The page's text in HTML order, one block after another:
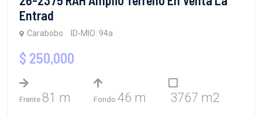
Entrad
Carabobo ID-MIO: 94a
$ 250,000
Frente 81 m Fondo 46 m 3767 m2